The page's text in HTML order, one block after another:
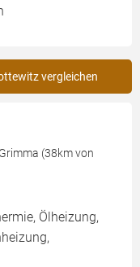
vergleichen
(38km von
Ölheizung,